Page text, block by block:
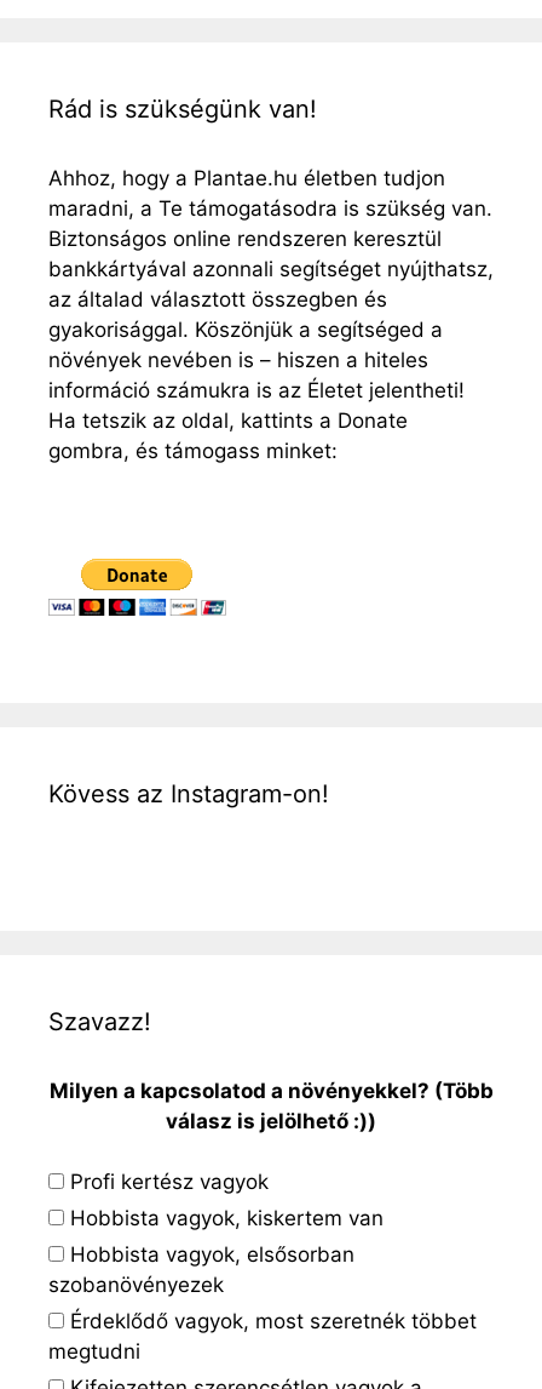
Rád is szükségünk van!
Ahhoz, hogy a Plantae.hu életben tudjon
maradni, a Te támogatásodra is szükség van.
Biztonságos online rendszeren keresztül
bankkártyával azonnali segítséget nyújthatsz,
az általad választott összegben és
gyakorisággal. Köszönjük a segítséged a
növények nevében is – hiszen a hiteles
információ számukra is az Életet jelentheti!
Ha tetszik az oldal, kattints a Donate
gombra, és támogass minket:
Kövess az Instagram-on!
Szavazz!
Milyen a kapcsolatod a növényekkel? (Több
válasz is jelölhető :))
Profi kertész vagyok
Hobbista vagyok, kiskertem van
Hobbista vagyok, elsősorban
szobanövényezek
Érdeklődő vagyok, most szeretnék többet
megtudni